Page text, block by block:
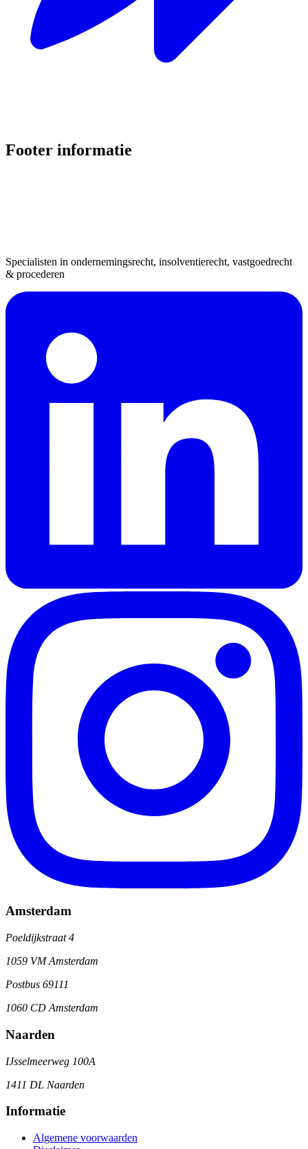
Footer informatie
Specialisten in ondernemingsrecht, insolventierecht, vastgoedrecht
& procederen
Amsterdam
Poeldijkstraat 4
1059 VM Amsterdam
Postbus 69111
1060 CD Amsterdam
Naarden
IJsselmeerweg 100A
1411 DL Naarden
Informatie
Algemene voorwaarden